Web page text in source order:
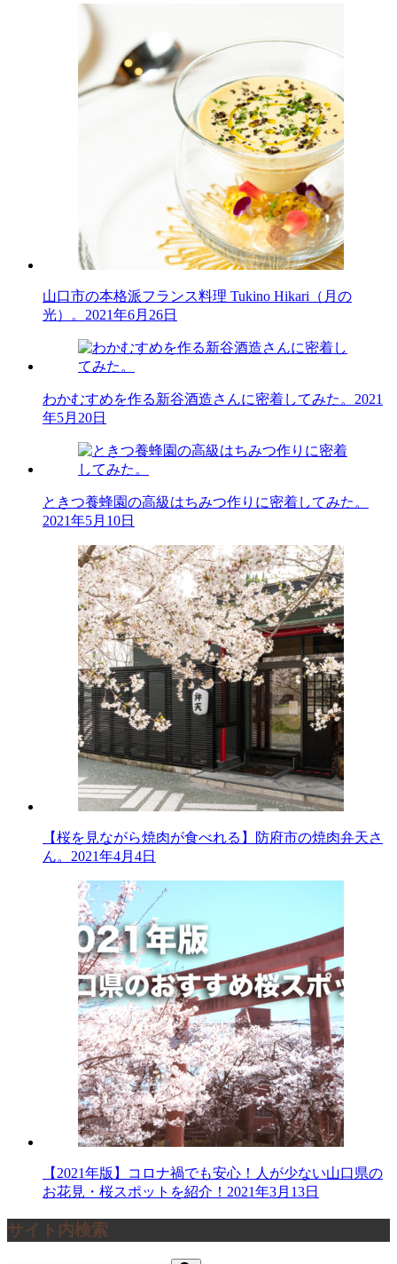
山口市の本格派フランス料理 Tukino Hikari（月の
光）。 2021年6月26日
わかむすめを作る新谷酒造さんに密着してみた。 2021
年5月20日
ときつ養蜂園の高級はちみつ作りに密着してみた。
2021年5月10日
【桜を見ながら焼肉が食べれる】防府市の焼肉弁天さ
ん。 2021年4月4日
【2021年版】コロナ禍でも安心！人が少ない山口県の
お花見・桜スポットを紹介！ 2021年3月13日
サイト内検索